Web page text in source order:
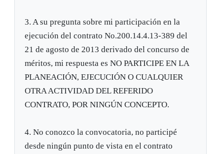
3. A su pregunta sobre mi participación en la
ejecución del contrato No.200.14.4.13-389 del
21 de agosto de 2013 derivado del concurso de
méritos, mi respuesta es NO PARTICIPE EN LA
PLANEACIÓN, EJECUCIÓN O CUALQUIER
OTRA ACTIVIDAD DEL REFERIDO
CONTRATO, POR NINGÚN CONCEPTO.
4. No conozco la convocatoria, no participé
desde ningún punto de vista en el contrato